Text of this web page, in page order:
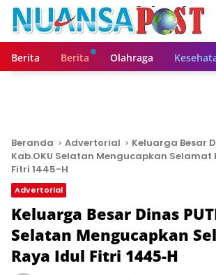
Berita Berita Olahraga
Beranda Advertorial
Keluarga Besar
Kab.OKU Selatan Mengucapkan Selamat
Fitri 1445-H
Advertorial
Keluarga Besar Dinas
Selatan Mengucapkan
Raya Idul Fitri 1445-H